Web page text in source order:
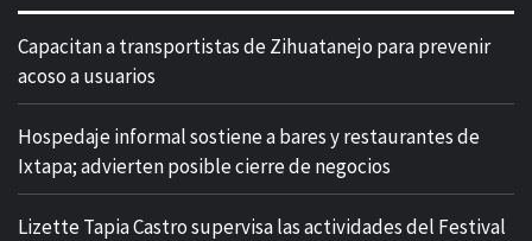
Capacitan a transportistas de Zihuatanejo para prevenir
acoso a usuarios
Hospedaje informal sostiene a bares y restaurantes de
Ixtapa; advierten posible cierre de negocios
Lizette Tapia Castro supervisa las actividades del Festival